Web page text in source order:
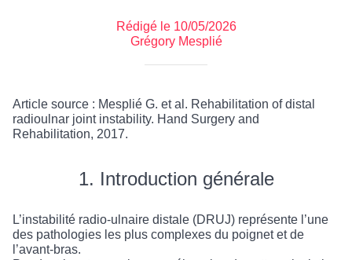
Rédigé le 10/05/2026
Grégory Mesplié
Article source : Mesplié G. et al. Rehabilitation of distal
radioulnar joint instability. Hand Surgery and
Rehabilitation, 2017.
1. Introduction générale
L’instabilité radio-ulnaire distale (DRUJ) représente l’une
des pathologies les plus complexes du poignet et de
l’avant-bras.